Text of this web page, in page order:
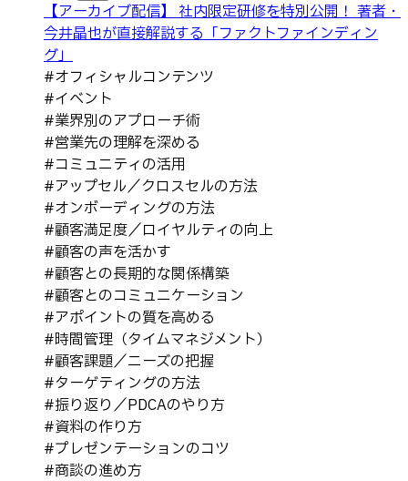
【アーカイブ配信】 社内限定研修を特別公開！ 著者・
今井晶也が直接解説する「ファクトファインディン
グ」
#オフィシャルコンテンツ
#イベント
#業界別のアプローチ術
#営業先の理解を深める
#コミュニティの活用
#アップセル／クロスセルの方法
#オンボーディングの方法
#顧客満足度／ロイヤルティの向上
#顧客の声を活かす
#顧客との長期的な関係構築
#顧客とのコミュニケーション
#アポイントの質を高める
#時間管理（タイムマネジメント）
#顧客課題／ニーズの把握
#ターゲティングの方法
#振り返り／PDCAのやり方
#資料の作り方
#プレゼンテーションのコツ
#商談の進め方